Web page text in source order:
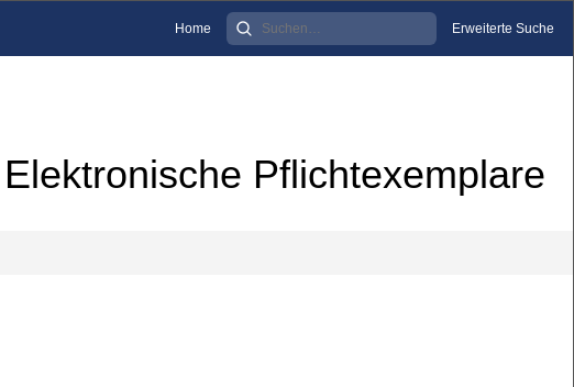
Home Erweiterte Suche
Elektronische Pflichtexemplare